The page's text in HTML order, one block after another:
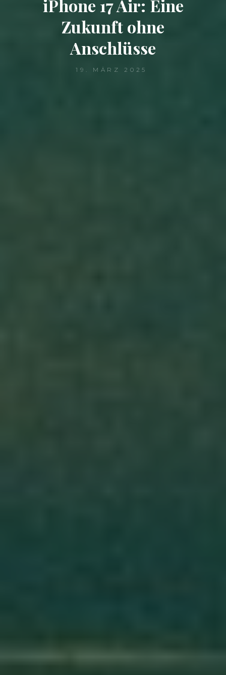
iPhone 17 Air: Eine
Zukunft ohne
Anschlüsse
19. MÄRZ 2025